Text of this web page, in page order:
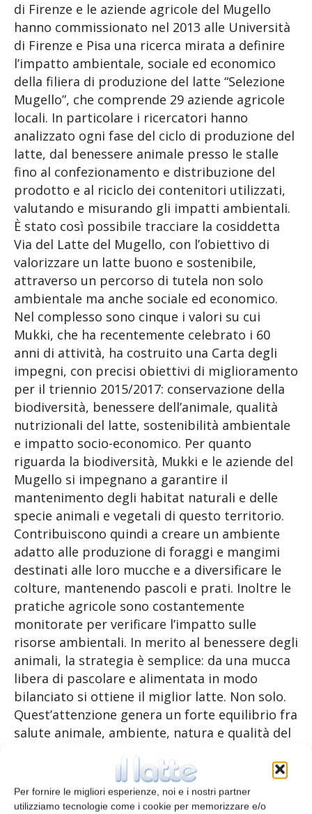
Per fornire le migliori esperienze, noi e i nostri partner
utilizziamo tecnologie come i cookie per memorizzare e/o
di Firenze e le aziende agricole del Mugello
hanno commissionato nel 2013 alle Università
di Firenze e Pisa una ricerca mirata a definire
l’impatto ambientale, sociale ed economico
della filiera di produzione del latte “Selezione
Mugello”, che comprende 29 aziende agricole
locali. In particolare i ricercatori hanno
analizzato ogni fase del ciclo di produzione del
latte, dal benessere animale presso le stalle
fino al confezionamento e distribuzione del
prodotto e al riciclo dei contenitori utilizzati,
valutando e misurando gli impatti ambientali.
È stato così possibile tracciare la cosiddetta
Via del Latte del Mugello, con l’obiettivo di
valorizzare un latte buono e sostenibile,
attraverso un percorso di tutela non solo
ambientale ma anche sociale ed economico.
Nel complesso sono cinque i valori su cui
Mukki, che ha recentemente celebrato i 60
anni di attività, ha costruito una Carta degli
impegni, con precisi obiettivi di miglioramento
per il triennio 2015/2017: conservazione della
biodiversità, benessere dell’animale, qualità
nutrizionali del latte, sostenibilità ambientale
e impatto socio-economico. Per quanto
riguarda la biodiversità, Mukki e le aziende del
Mugello si impegnano a garantire il
mantenimento degli habitat naturali e delle
specie animali e vegetali di questo territorio.
Contribuiscono quindi a creare un ambiente
adatto alle produzione di foraggi e mangimi
destinati alle loro mucche e a diversificare le
colture, mantenendo pascoli e prati. Inoltre le
pratiche agricole sono costantemente
monitorate per verificare l’impatto sulle
risorse ambientali. In merito al benessere degli
animali, la strategia è semplice: da una mucca
libera di pascolare e alimentata in modo
bilanciato si ottiene il miglior latte. Non solo.
Quest’attenzione genera un forte equilibrio fra
salute animale, ambiente, natura e qualità del
territorio. In tema di qualità, il latte che si
ottiene dagli allevamenti mugellani è frutto di
questa filiera costantemente monitorata.